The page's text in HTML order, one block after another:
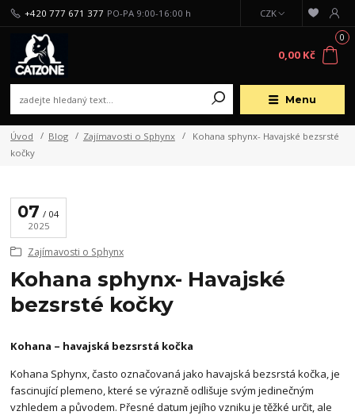
Menu
CZK
+420 777 671 377 PO-PA 9:00-16:00 h
0
0,00 Kč
Úvod Blog Zajímavosti o Sphynx
Kohana sphynx- Havajské bezsrsté
kočky
07
04
2025
Zajímavosti o Sphynx
Kohana sphynx- Havajské
bezsrsté kočky
Kohana – havajská bezsrstá kočka
Kohana Sphynx, často označovaná jako havajská bezsrstá kočka, je
fascinující plemeno, které se výrazně odlišuje svým jedinečným
vzhledem a původem. Přesné datum jejího vzniku je těžké určit, ale